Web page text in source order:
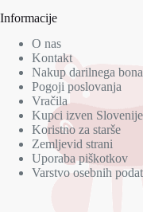
Informacije
O nas
Kontakt
Nakup darilnega bona
Pogoji poslovanja
Vračila
Kupci izven Slovenije
Koristno za starše
Zemljevid strani
Uporaba piškotkov
Varstvo osebnih